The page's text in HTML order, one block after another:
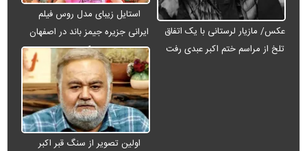
عکس/ مازیار لرستانی با یک اتفاق
تلخ از مراسم ختم اکبر عبدی رفت
استایل زیبای مدل روس فیلم
ایرانی جزیره جیمز باند در اصفهان
+ عکس
اولین تصویر از سنگ قبر اکبر